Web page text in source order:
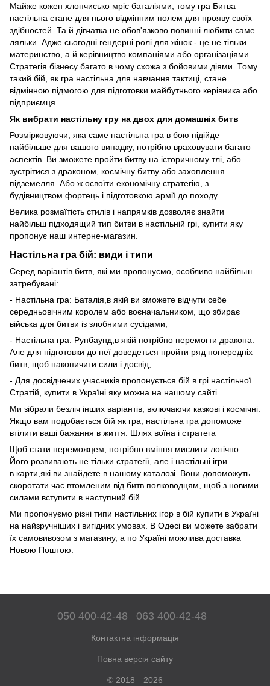
Майже кожен хлопчисько мріє баталіями, тому гра Битва
настільна стане для нього відмінним полем для прояву своїх
здібностей. Та й дівчатка не обов'язково повинні любити саме
ляльки. Адже сьогодні гендерні ролі для жінок - це не тільки
материнство, а й керівництво компаніями або організаціями.
Стратегія бізнесу багато в чому схожа з бойовими діями. Тому
такий бій, як гра настільна для навчання тактиці, стане
відмінною підмогою для підготовки майбутнього керівника або
підприємця.
Як вибрати настільну гру на двох для домашніх битв
Розмірковуючи, яка саме настільна гра в бою підійде
найбільше для вашого випадку, потрібно враховувати багато
аспектів. Ви зможете пройти битву на історичному тлі, або
зустрітися з драконом, космічну битву або захоплення
підземелля. Або ж освоїти економічну стратегію, з
будівництвом фортець і підготовкою армії до походу.
Велика розмаїтість стилів і напрямків дозволяє знайти
найбільш підходящий тип битви в настільній грі, купити яку
пропонує наш интерне-магазин.
Настільна гра бій: види і типи
Серед варіантів битв, які ми пропонуємо, особливо найбільш
затребувані:
- Настільна гра: Баталія,в якій ви зможете відчути себе
середньовічним королем або воєначальником, що збирає
війська для битви із злобними сусідами;
- Настільна гра: Рунбаунд,в якій потрібно перемогти дракона.
Але для підготовки до неї доведеться пройти ряд попередніх
битв, щоб накопичити сили і досвід;
- Для досвідчених учасників пропонується бій в грі настільної
Стратій, купити в Україні яку можна на нашому сайті.
Ми зібрали безліч інших варіантів, включаючи казкові і космічні.
Якщо вам подобається бій як гра, настільна гра допоможе
втілити ваші бажання в життя. Шлях воїна і стратега
Щоб стати переможцем, потрібно вміння мислити логічно.
Його розвивають не тільки стратегії, але і настільні ігри
в карти,які ви знайдете в нашому каталозі. Вони допоможуть
скоротати час втомленим від битв полководцям, щоб з новими
силами вступити в наступний бій.
Ми пропонуємо різні типи настільних ігор в бій купити в Україні
на найзручніших і вигідних умовах. В Одесі ви можете забрати
їх самовивозом з магазину, а по Україні можлива доставка
Новою Поштою.
050 400-42-48 063 400-42-48
Контактна інформація
Повна версія сайту
© 2018—2026